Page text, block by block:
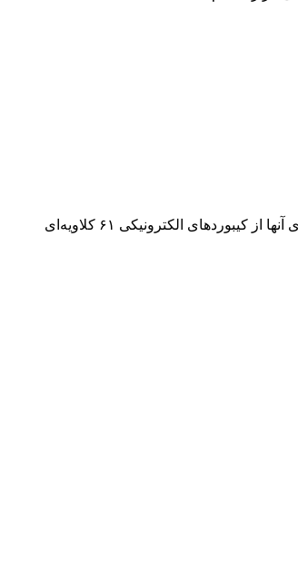
کلاویه‌ی پیانوهای دیجیتال می‌تواند به صورت نیمه سنگین شده، سنگین شده، متوسط سنگین شده و کاملا سنگین شده باشد. این به این معناست که وزن کلاویه‌‌ی آنها از کیبوردهای الکترونیکی ۶۱ کلاویه‌ای